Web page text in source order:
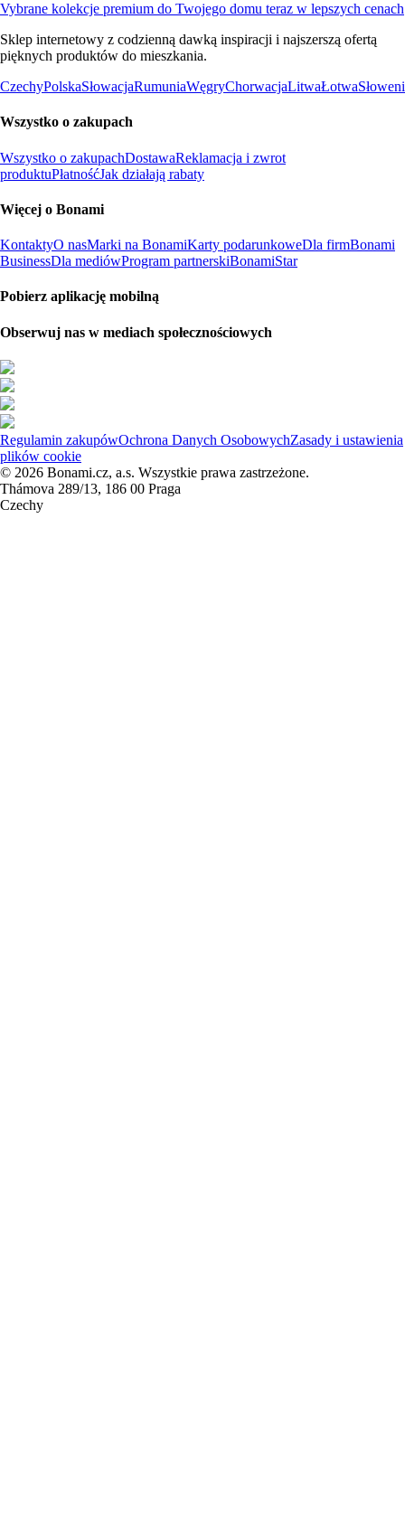
Vybrane kolekcje premium do Twojego domu teraz w lepszych cenach
Sklep internetowy z codzienną dawką inspiracji i najszerszą ofertą
pięknych produktów do mieszkania.
CzechyPolskaSłowacjaRumuniaWęgryChorwacjaLitwaŁotwa
Wszystko o zakupach
Wszystko o zakupachDostawaReklamacja i zwrot
produktuPłatnośćJak działają rabaty
Więcej o Bonami
KontaktyO nasMarki na BonamiKarty podarunkoweDla firmBonami
BusinessDla mediówProgram partnerskiBonamiStar
Pobierz aplikację mobilną
Obserwuj nas w mediach społecznościowych
Regulamin zakupówOchrona Danych OsobowychZasady i ustawienia
plików cookie
© 2026 Bonami.cz, a.s. Wszystkie prawa zastrzeżone.
Thámova 289/13, 186 00 Praga
Czechy